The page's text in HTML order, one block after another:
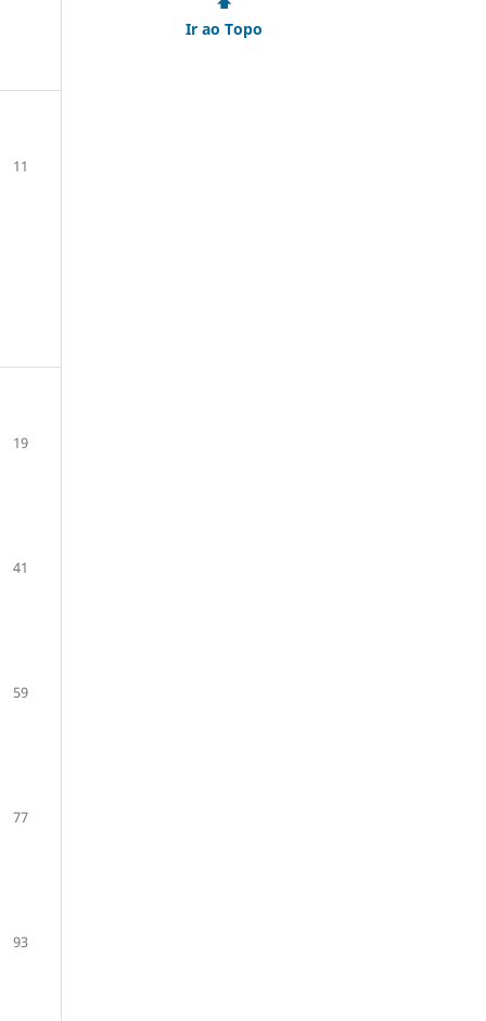
11
19
41
59
77
93
Ir ao Topo